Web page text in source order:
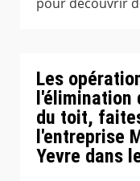
Les
l'élimination
du toit,
l'entreprise
Yevre dans